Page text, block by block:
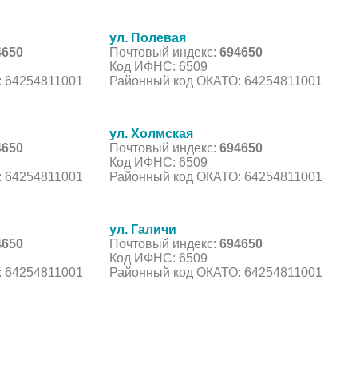
ул. Полевая
Почтовый индекс: 694650
Код ИФНС: 6509
Районный код ОКАТО: 64254811001
ул. Холмская
Почтовый индекс: 694650
Код ИФНС: 6509
Районный код ОКАТО: 64254811001
ул. Галичи
Почтовый индекс: 694650
Код ИФНС: 6509
Районный код ОКАТО: 64254811001